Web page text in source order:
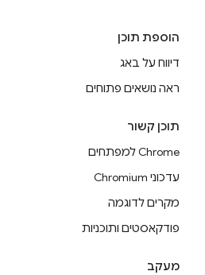
הוספת תוכן
דיווח על באג
ראה נושאים פתוחים
תוכן קשור
Chrome למפתחים
עדכוני Chromium
מקרים לדוגמה
פודקאסטים ותוכניות
מעקב